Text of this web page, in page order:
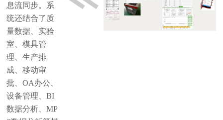
息流同步。系
统还结合了质
量数据、实验
室、模具管
理、生产排
成、移动审
批、OA办公、
设备管理、BI
数据分析、MP